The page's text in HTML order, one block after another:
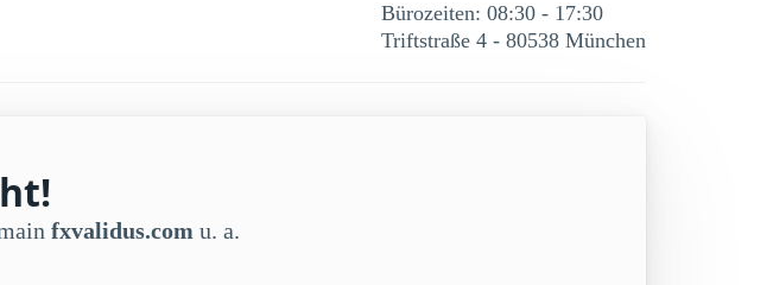
Bürozeiten: 08:30 - 17:30
Triftstraße 4 - 80538 München
fxvalidus.com u. a.